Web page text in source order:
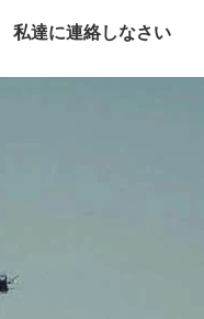
私達に連絡しなさい